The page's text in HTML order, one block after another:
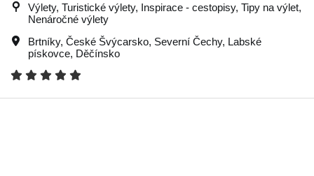
Výlety, Turistické výlety, Inspirace - cestopisy, Tipy na výlet,
Nenáročné výlety
Brtníky, České Švýcarsko, Severní Čechy, Labské
pískovce, Děčínsko